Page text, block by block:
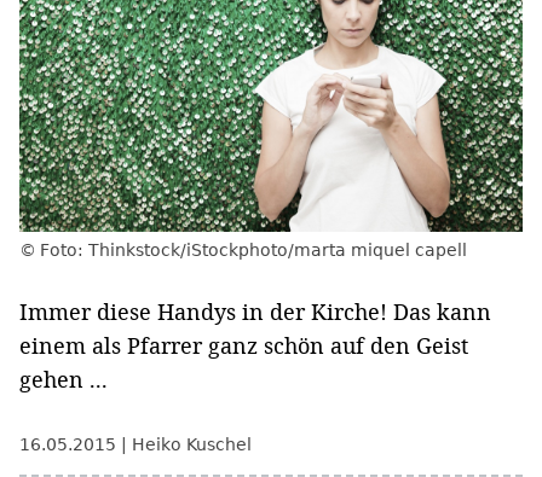
Foto: Thinkstock/iStockphoto/marta miquel capell
Immer diese Handys in der Kirche! Das kann
einem als Pfarrer ganz schön auf den Geist
gehen ...
16.05.2015 Heiko Kuschel